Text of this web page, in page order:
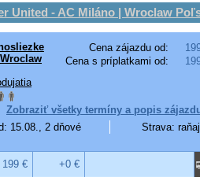
United - AC Miláno | Wroclaw
Cena zájazdu od:
Cena s príplatkami od:
Wroclaw
Zobraziť všetky termíny a popis
15.08., 2 dňové Strava:
199 €
+0 €